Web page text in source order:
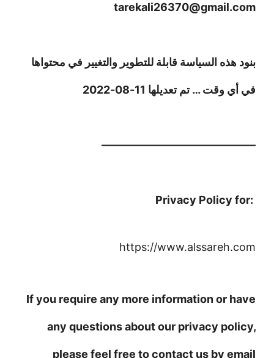
tarekali26370@gmail.com
بنود هذه السياسة قابلة للتطوير والتغيير في محتواها
في أي وقت … تم تعديلها 11-08-2022
——————————————
:Privacy Policy for
https://www.alssareh.com
If you require any more information or have
any questions about our privacy policy,
please feel free to contact us by email